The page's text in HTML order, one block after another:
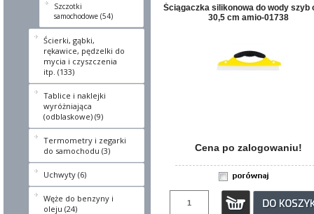
Szczotki
samochodowe (54)
Ścierki, gąbki,
rękawice, pędzelki do
mycia i czyszczenia
itp. (133)
Tablice i naklejki
wyróżniająca
(odblaskowe) (9)
Termometry i zegarki
do samochodu (3)
Uchwyty (6)
Węże do benzyny i
oleju (24)
Ściągaczka silikonowa do wody szyb
30,5 cm amio-01738
Cena po zalogowaniu!